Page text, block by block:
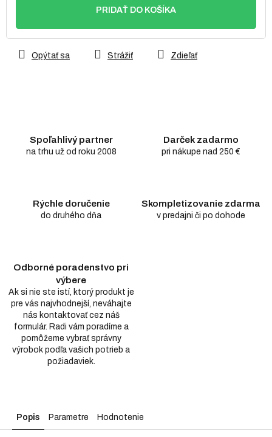
PRIDAŤ DO KOŠÍKA
Opýtať sa Strážiť Zdieľať
Spoľahlivý partner
na trhu už od roku 2008
Darček zadarmo
pri nákupe nad 250 €
Rýchle doručenie
do druhého dňa
Skompletizovanie zdarma
v predajni či po dohode
Odborné poradenstvo pri
výbere
Ak si nie ste istí, ktorý produkt je
pre vás najvhodnejší, neváhajte
nás kontaktovať cez náš
formulár. Radi vám poradíme a
pomôžeme vybrať správny
výrobok podľa vašich potrieb a
požiadaviek.
Popis Parametre Hodnotenie